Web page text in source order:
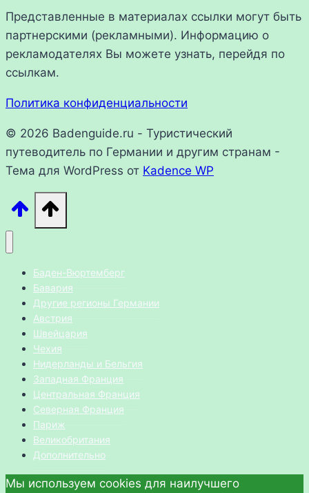
Представленные в материалах ссылки могут быть
партнерскими (рекламными). Информацию о
рекламодателях Вы можете узнать, перейдя по
ссылкам.
Политика конфиденциальности
© 2026 Badenguide.ru - Туристический
путеводитель по Германии и другим странам -
Тема для WordPress от Kadence WP
Баден-Вюртемберг
Бавария
Другие регионы Германии
Австрия
Швейцария
Чехия
Нидерланды и Бельгия
Западная Франция
Центральная Франция
Северная Франция
Париж
Великобритания
Дополнительно
Мы используем cookies для наилучшего